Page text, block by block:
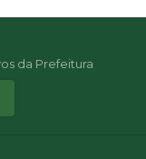
da Prefeitura